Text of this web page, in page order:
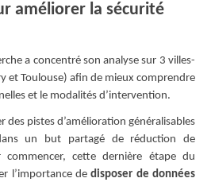
améliorer la sécurité
a concentré son analyse sur 3 villes-
et Toulouse) afin de mieux comprendre
et le modalités d’intervention.
des pistes d’amélioration généralisables
un but partagé de réduction de
commencer, cette dernière étape du
l’importance dedisposer de données